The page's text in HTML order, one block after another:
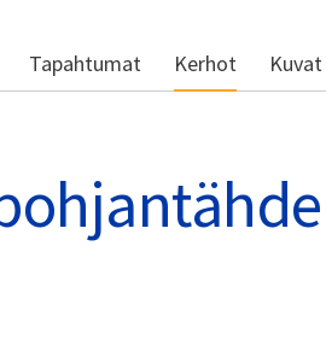
Tapahtumat Kerhot Kuvat